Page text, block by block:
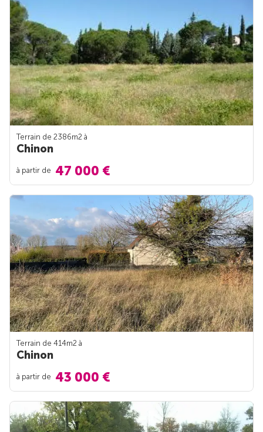
Terrain de 2386m2 à
Chinon
à partir de 47 000 €
Terrain de 414m2 à
Chinon
à partir de 43 000 €